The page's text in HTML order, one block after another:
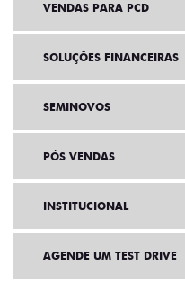
VENDAS PARA PCD
SOLUÇÕES FINANCEIRAS
SEMINOVOS
PÓS VENDAS
INSTITUCIONAL
AGENDE UM TEST DRIVE